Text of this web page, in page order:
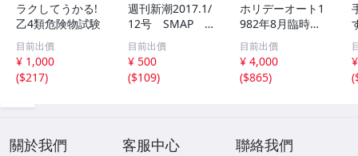
ラクしてうかる!
乙4類危険物試験
目前出價
¥ 1,000
($217)
週刊新潮2017.1/
12号 SMAP ジ
ャニーズ事務所
小池新党 電通過
労自殺/ys08082
目前出價
¥ 500
($109)
ホリデーオート1
982年8月臨時増
刊 チューニング
カー チューニン
グカー特集 当時
物 ケンメリ 旧車
目前出價
¥ 4,000
($865)
(
關於我們 客服中心 聯絡我們